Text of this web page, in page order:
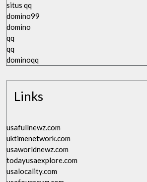
situs qq
domino99
domino
qq
qq
dominoqq
Links
usafullnewz.com
uktimenetwork.com
usaworldnewz.com
todayusaexplore.com
usalocality.com